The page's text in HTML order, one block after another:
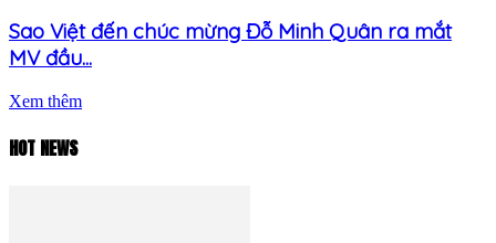
Sao Việt đến chúc mừng Đỗ Minh Quân ra mắt
MV đầu...
Xem thêm
HOT NEWS